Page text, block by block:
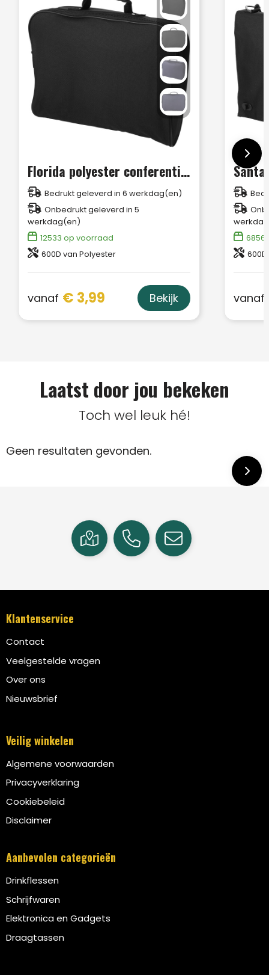
Florida polyester conferentietas 7L
Bedrukt geleverd in 6 werkdag(en)
Onbedrukt geleverd in 5
werkdag(en)
12533 op voorraad
600D van Polyester
vanaf € 3,99 Bekijk
6856
vanaf
Laatst door jou bekeken
Toch wel leuk hé!
Geen resultaten gevonden.
Klantenservice
Contact
Veelgestelde vragen
Over ons
Nieuwsbrief
Veilig winkelen
Algemene voorwaarden
Privacyverklaring
Cookiebeleid
Disclaimer
Aanbevolen categorieën
Drinkflessen
Schrijfwaren
Elektronica en Gadgets
Draagtassen